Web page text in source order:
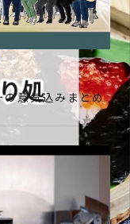
の意気込みまとめ